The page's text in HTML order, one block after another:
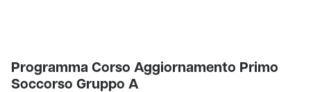
Programma Corso Aggiornamento Primo
Soccorso Gruppo A